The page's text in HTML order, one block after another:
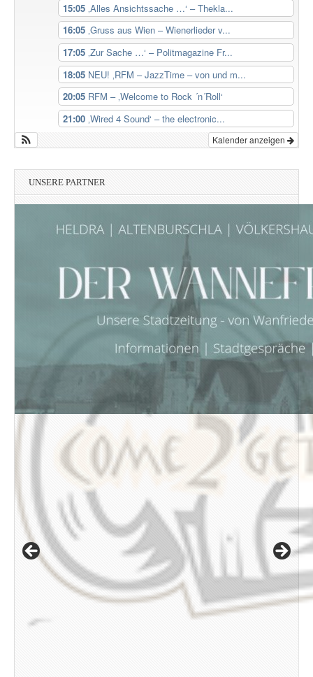
15:05 ‚Alles Ansichtssache …‘ – Thekla...
16:05 ‚Gruss aus Wien – Wienerlieder v...
17:05 ‚Zur Sache …‘ – Politmagazine Fr...
18:05 NEU! ‚RFM – JazzTime – von und m...
20:05 RFM – ‚Welcome to Rock ´n´Roll‘
21:00 ‚Wired 4 Sound‘ – the electronic...
Kalender anzeigen
UNSERE PARTNER